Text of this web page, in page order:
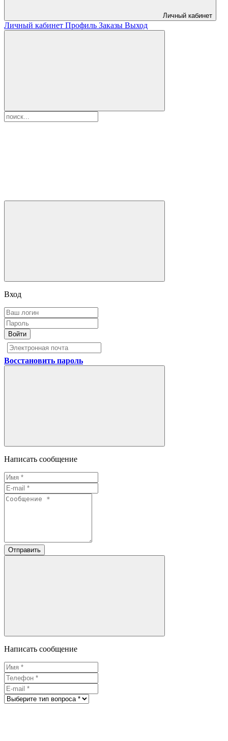
Личный кабинет
Личный кабинет Профиль Заказы Выход
Вход
Войти
Восстановить пароль
Написать сообщение
Отправить
Написать сообщение